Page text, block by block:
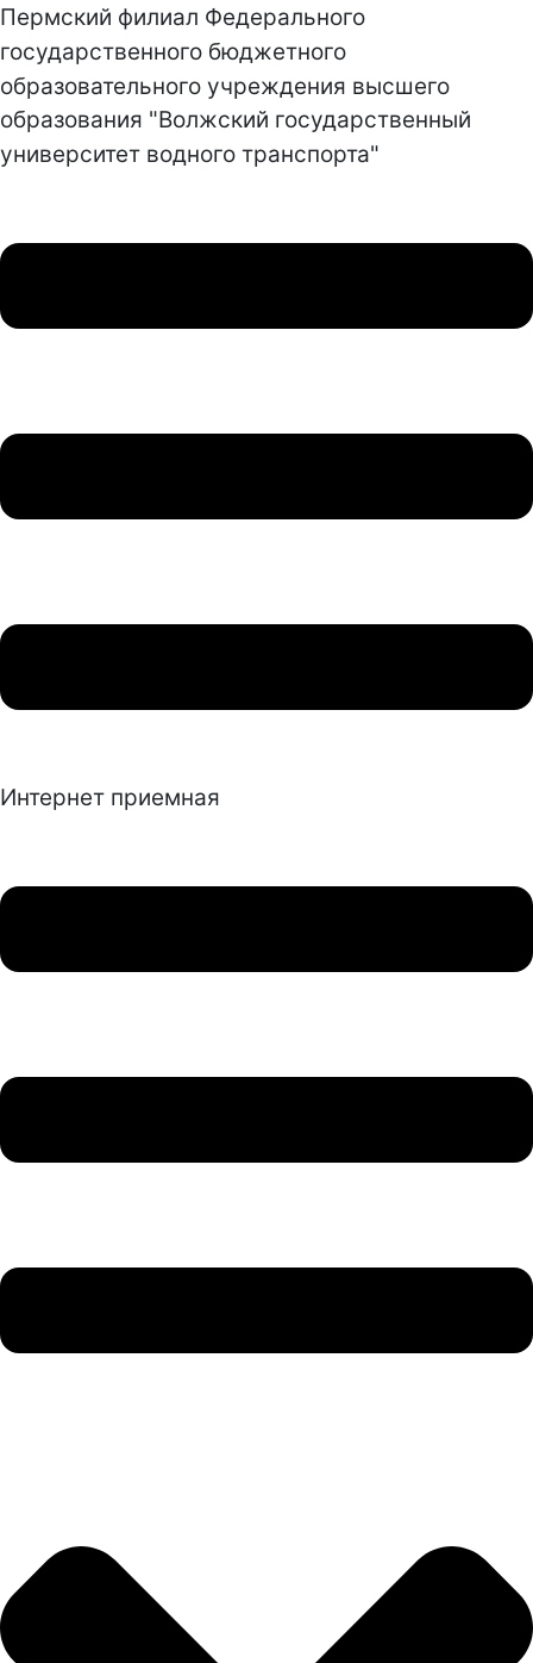
Пермский филиал Федерального
государственного бюджетного
образовательного учреждения высшего
образования "Волжский государственный
университет водного транспорта"
Интернет приемная